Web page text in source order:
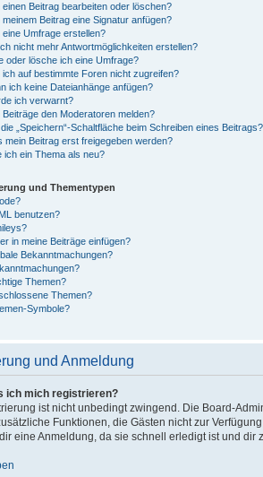
Beitrag bearbeiten oder löschen?
Beitrag eine Signatur anfügen?
Umfrage erstellen?
nicht mehr Antwortmöglichkeiten erstellen?
oder lösche ich eine Umfrage?
auf bestimmte Foren nicht zugreifen?
ich keine Dateianhänge anfügen?
ich verwarnt?
den Moderatoren melden?
„Speichern“-Schaltfläche beim Schreiben eines Beitrags?
mein Beitrag erst freigegeben werden?
ich ein Thema als neu?
und Thementypen
benutzen?
in meine Beiträge einfügen?
Bekanntmachungen?
Themen?
Themen?
Symbole?
und Anmeldung
ich mich registrieren?
ist nicht unbedingt zwingend. Die Board-
Funktionen, die Gästen nicht zur
eine Anmeldung, da sie schnell erledigt ist und dir